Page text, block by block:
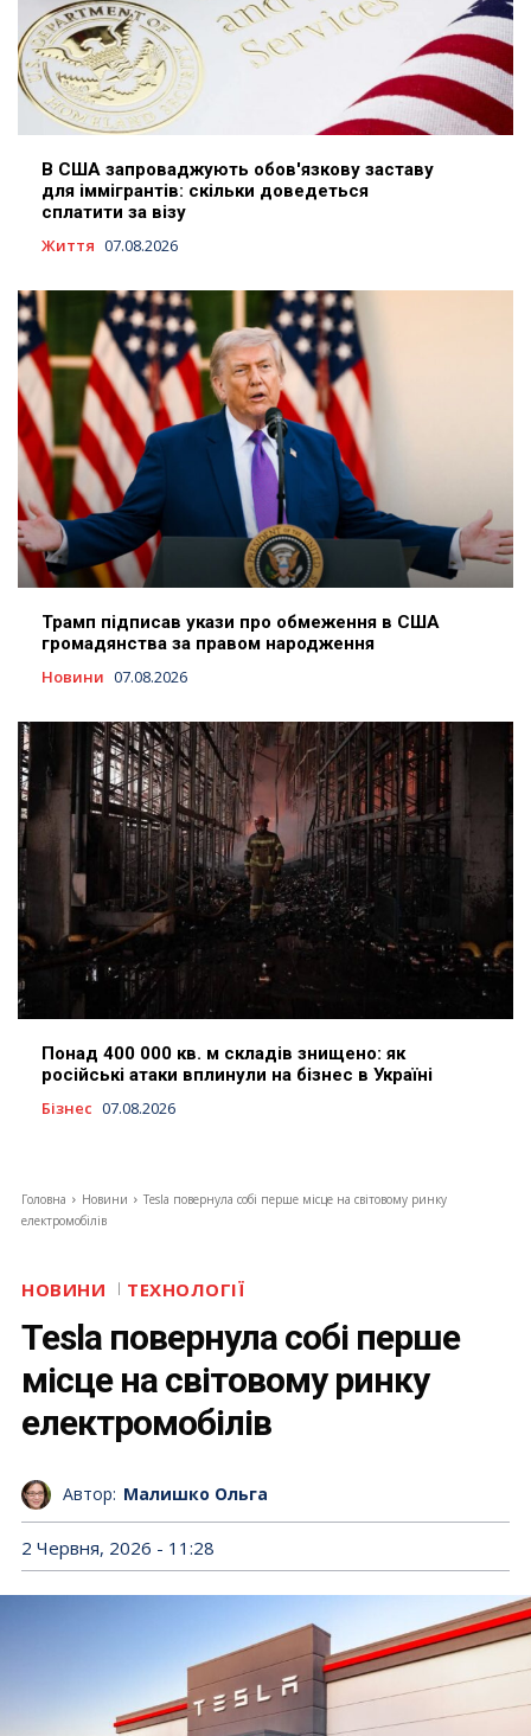
В США запроваджують обов'язкову заставу
для іммігрантів: скільки доведеться
сплатити за візу
Життя 07.08.2026
Трамп підписав укази про обмеження в США
громадянства за правом народження
Новини 07.08.2026
Понад 400 000 кв. м складів знищено: як
російські атаки вплинули на бізнес в Україні
Бізнес 07.08.2026